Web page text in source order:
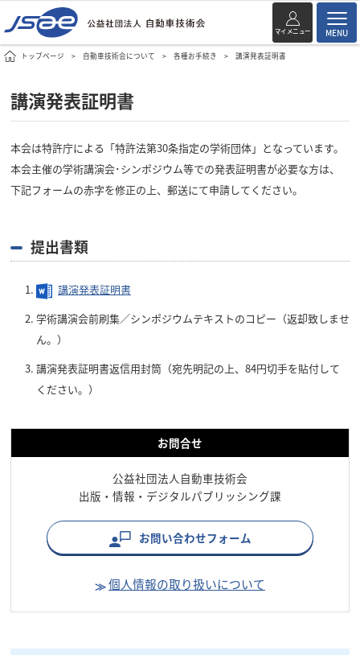
マイメニュー MENU
トップページ 自動車技術会について 各種お手続き 講演発表証明書
講演発表証明書
本会は特許庁による「特許法第30条指定の学術団体」となっています。
本会主催の学術講演会･シンポジウム等での発表証明書が必要な方は、
下記フォームの赤字を修正の上、郵送にて申請してください。
提出書類
講演発表証明書
学術講演会前刷集／シンポジウムテキストのコピー（返却致しませ
ん。）
講演発表証明書返信用封筒（宛先明記の上、84円切手を貼付して
ください。）
お問合せ
公益社団法人自動車技術会
出版・情報・デジタルパブリッシング課
お問い合わせフォーム
個人情報の取り扱いについて